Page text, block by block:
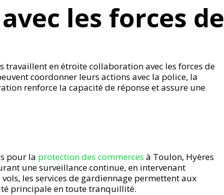
les forces de
travaillent en étroite collaboration avec les forces de
coordonner leurs actions avec la police, la
renforce la capacité de réponse et assure une
pour la protection des commerces à Toulon, Hyères
une surveillance continue, en intervenant
les services de gardiennage permettent aux
principale en toute tranquillité.